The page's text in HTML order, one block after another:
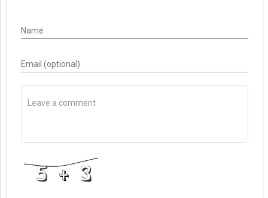
Name
Email (optional)